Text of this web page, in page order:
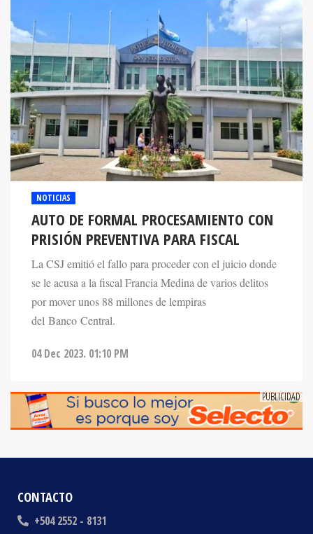
NOTICIAS
AUTO DE FORMAL PROCESAMIENTO CON
PRISIÓN PREVENTIVA PARA FISCAL
La CSJ emitió el fallo para proceder con el juicio donde
se le acusa a la fiscal Francia Medina de varios delitos
por mover unos 88 millones de lempiras
del Banco Central.
04 Dec 2023. 01:10 PM
CONTACTO
+504 2552 - 8131